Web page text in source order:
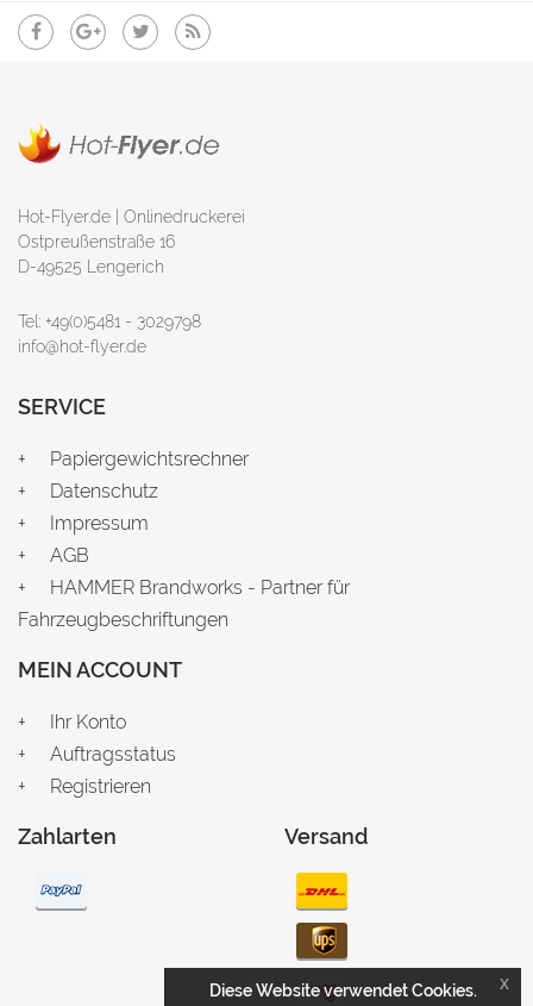
Hot-Flyer.de | Onlinedruckerei
Ostpreußenstraße 16
D-49525 Lengerich
Tel: +49(0)5481 - 3029798
info@hot-flyer.de
SERVICE
Papiergewichtsrechner
Datenschutz
Impressum
AGB
HAMMER Brandworks - Partner für
Fahrzeugbeschriftungen
MEIN ACCOUNT
Ihr Konto
Auftragsstatus
Registrieren
Zahlarten Versand
Diese Website verwendet Cookies. x